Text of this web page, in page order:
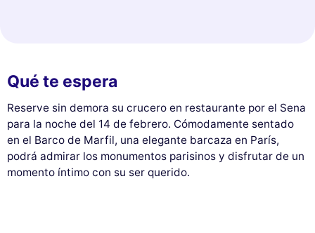
Qué te espera
Reserve sin demora su crucero en restaurante por el Sena
para la noche del 14 de febrero. Cómodamente sentado
en el Barco de Marfil, una elegante barcaza en París,
podrá admirar los monumentos parisinos y disfrutar de un
momento íntimo con su ser querido.